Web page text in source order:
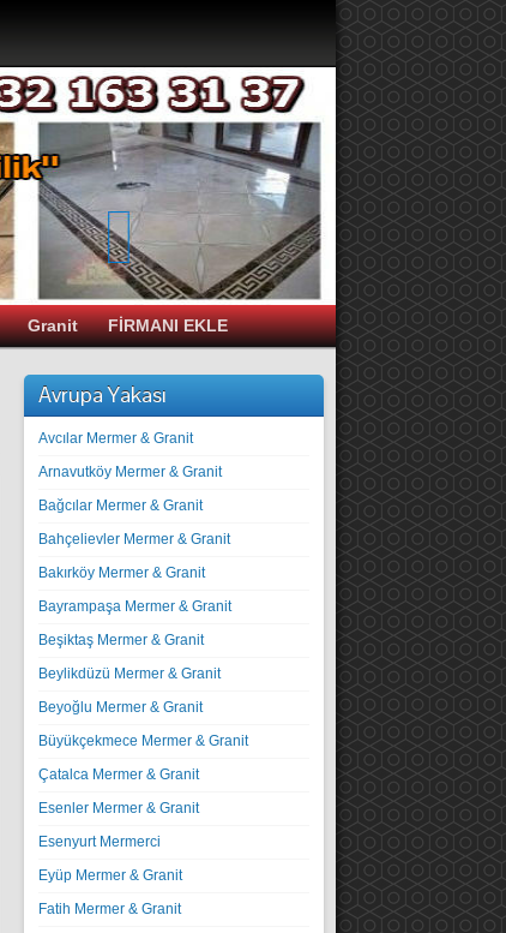
Granit FİRMANI EKLE
Avrupa Yakası
Avcılar Mermer & Granit
Arnavutköy Mermer & Granit
Bağcılar Mermer & Granit
Bahçelievler Mermer & Granit
Bakırköy Mermer & Granit
Bayrampaşa Mermer & Granit
Beşiktaş Mermer & Granit
Beylikdüzü Mermer & Granit
Beyoğlu Mermer & Granit
Büyükçekmece Mermer & Granit
Çatalca Mermer & Granit
Esenler Mermer & Granit
Esenyurt Mermerci
Eyüp Mermer & Granit
Fatih Mermer & Granit